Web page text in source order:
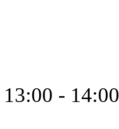
13:00 - 14:00